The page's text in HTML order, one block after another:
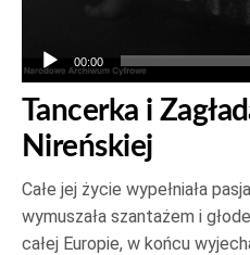
00:00
Tancerka i
Nireńskiej
Całe jej życie wypełniała
wymuszała szantażem i
całej Europie, w końcu